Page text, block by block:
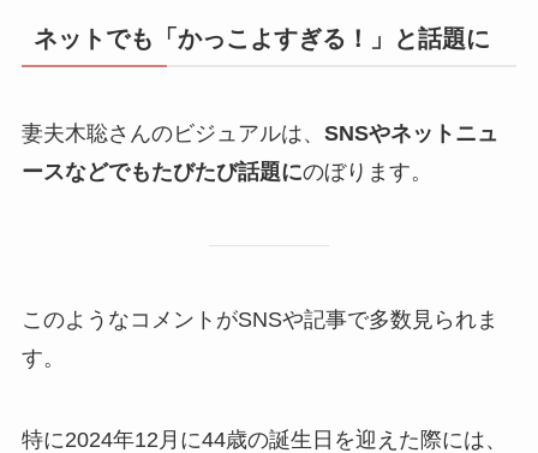
ネットでも「かっこよすぎる！」と話題に
妻夫木聡さんのビジュアルは、 SNSやネットニュ
ースなどでもたびたび話題にのぼります。
このようなコメントがSNSや記事で多数見られま
す。
特に2024年12月に44歳の誕生日を迎えた際には、